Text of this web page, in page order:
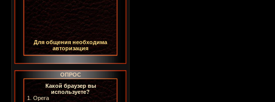
Для общения необходима
авторизация
ОПРОС
Какой браузер вы
используете?
1. Opera